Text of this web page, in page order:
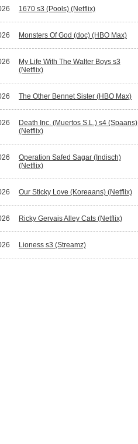
1670 s3 (Pools) (Netflix)
Monsters Of God (doc) (HBO Max)
My Life With The Walter Boys s3
(Netflix)
The Other Bennet Sister (HBO Max)
Death Inc. (Muertos S.L.) s4 (Spaans)
(Netflix)
Operation Safed Sagar (Indisch)
(Netflix)
Our Sticky Love (Koreaans) (Netflix)
Ricky Gervais Alley Cats (Netflix)
Lioness s3 (Streamz)